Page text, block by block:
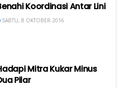
Koordinasi Antar Lini
SABTU, 8 OKTOBER 2016
Mitra Kukar Minus
Pilar